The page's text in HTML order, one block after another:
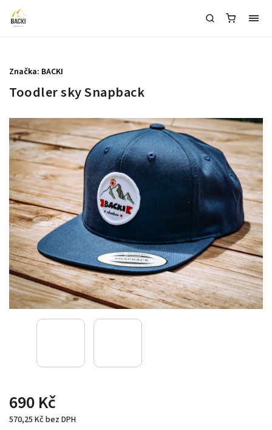
Toodler sky Snapback
690 Kč
570,25 Kč bez DPH
Značka: BACKI